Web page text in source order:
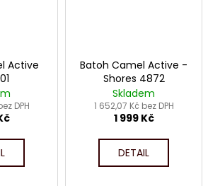
Active
DPH
Batoh Camel Active -
Shores 4872
Skladem
1 652,07 Kč bez DPH
1 999 Kč
DETAIL